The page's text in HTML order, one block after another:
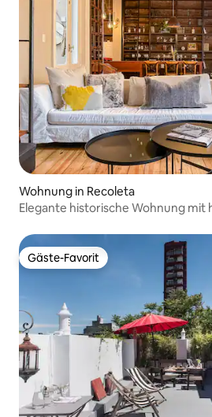
Wohnung in Recoleta
Elegante historische Wohnung mit
Gäste-Favorit
Gäste-Favorit